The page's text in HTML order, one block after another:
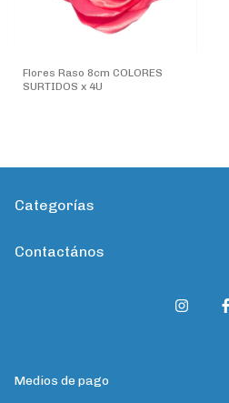
Flores Raso 8cm COLORES
SURTIDOS x 4U
Categorías
Contactános
Medios de pago